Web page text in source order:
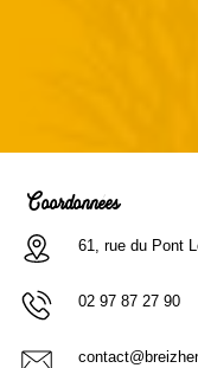
Coordonnées
61, rue du Pont
02 97 87 27 90